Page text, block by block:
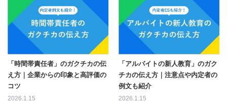
「時間帯責任者」のガクチカの伝
え方｜企業からの印象と高評価の
コツ
2026.1.15
「アルバイトの新人教育」のガク
チカの伝え方｜注意点や内定者の
例文も紹介
2026.1.15